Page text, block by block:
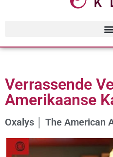
Verrassende
Amerikaanse
Oxalys │ The American